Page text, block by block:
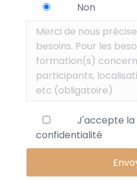
Non
J'accepte la
confidentialité